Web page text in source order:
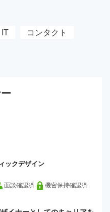
IT
コンタクト
ックデザイン
面談確認済 機密保持確認済